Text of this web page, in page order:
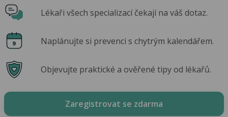
Lékaři všech specializací čekají na váš dotaz.
Naplánujte si prevenci s chytrým kalendářem.
Objevujte praktické a ověřené tipy od lékařů.
Zaregistrovat se zdarma